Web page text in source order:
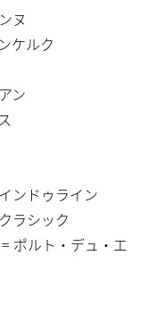
ヌ
ケルク
ン
ンドゥライン
ラシック
ポルト・デュ・エ